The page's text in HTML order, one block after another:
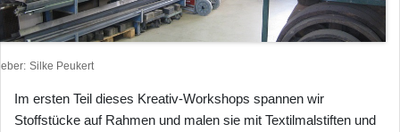
Silke Peukert
Im ersten Teil dieses Kreativ-Workshops spannen wir
Stoffstücke auf Rahmen und malen sie mit Textilmalstiften und